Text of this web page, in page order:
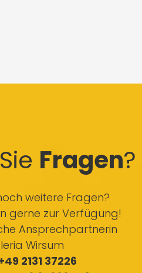
Fragen?
weitere Fragen?
gerne zur Verfügung!
Ansprechpartnerin
Wirsum
2131 37226